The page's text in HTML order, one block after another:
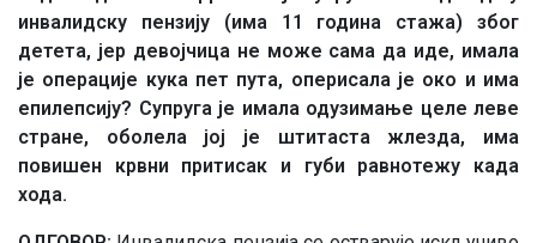
инвалидску пензију (има 11 година стажа) због
детета, јер девојчица не може сама да иде, имала
је операције кука пет пута, оперисала је око и има
епилепсију? Супруга је имала одузимање целе леве
стране, оболела јој је штитаста жлезда, има
повишен крвни притисак и губи равнотежу када
хода.